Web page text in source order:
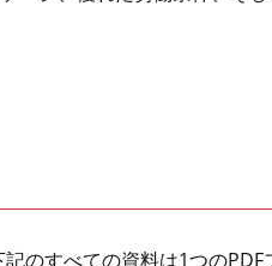
のすべての資料は1つの